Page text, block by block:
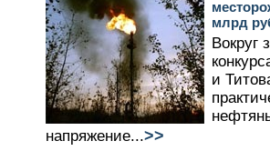
млрд
Вокруг
и
напряжение...>>